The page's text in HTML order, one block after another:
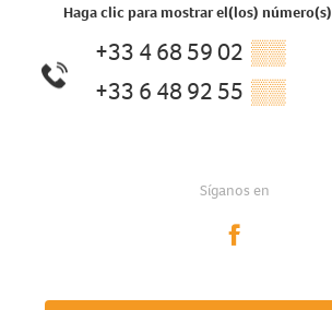
Haga clic para mostrar el(los) número(s)
+33 4 68 59 02 ▒▒
+33 6 48 92 55 ▒▒
Síganos en